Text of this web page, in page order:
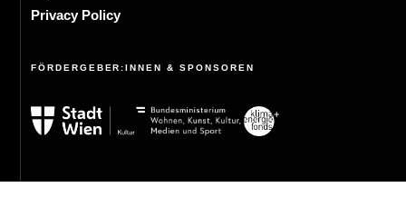
Privacy Policy
FÖRDERGEBER:INNEN & SPONSOREN